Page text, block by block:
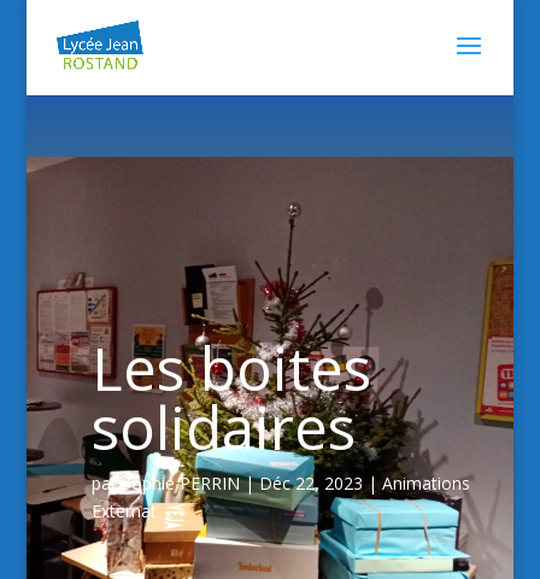
Les boites
solidaires
parSophie PERRIN|Déc 22, 2023 |Animations
Externat